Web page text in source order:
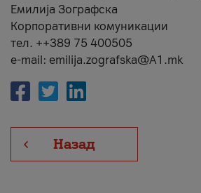
Емилија Зографска
Корпоративни комуникации
тел. ++389 75 400505
e-mail: emilija.zografska@A1.mk
Назад